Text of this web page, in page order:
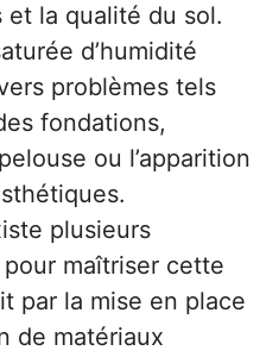
et la qualité du sol.
d’humidité
problèmes tels
fondations,
ou l’apparition
plusieurs
pour maîtriser cette
par la mise en place
de matériaux